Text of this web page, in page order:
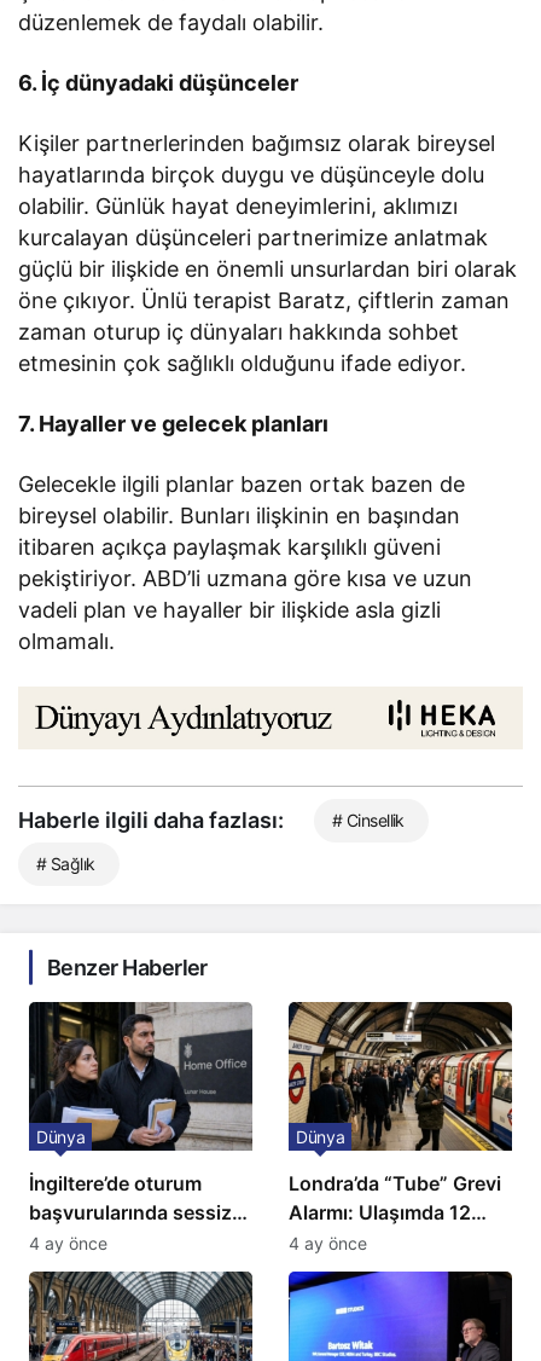
düzenlemek de faydalı olabilir.
6. İç dünyadaki düşünceler
Kişiler partnerlerinden bağımsız olarak bireysel
hayatlarında birçok duygu ve düşünceyle dolu
olabilir. Günlük hayat deneyimlerini, aklımızı
kurcalayan düşünceleri partnerimize anlatmak
güçlü bir ilişkide en önemli unsurlardan biri olarak
öne çıkıyor. Ünlü terapist Baratz, çiftlerin zaman
zaman oturup iç dünyaları hakkında sohbet
etmesinin çok sağlıklı olduğunu ifade ediyor.
7. Hayaller ve gelecek planları
Gelecekle ilgili planlar bazen ortak bazen de
bireysel olabilir. Bunları ilişkinin en başından
itibaren açıkça paylaşmak karşılıklı güveni
pekiştiriyor. ABD’li uzmana göre kısa ve uzun
vadeli plan ve hayaller bir ilişkide asla gizli
olmamalı.
Haberle ilgili daha fazlası: # Cinsellik
# Sağlık
Benzer Haberler
İngiltere’de oturum
başvurularında sessiz
kriz: Büyükelçilikten
açıklama!
Dünya
4 ay önce
Londra’da “Tube” Grevi
Alarmı: Ulaşımda 12
Günlük Kaos Kapıda
Dünya
4 ay önce